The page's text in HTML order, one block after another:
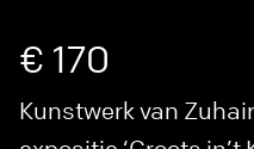
€ 170
Kunstwerk van